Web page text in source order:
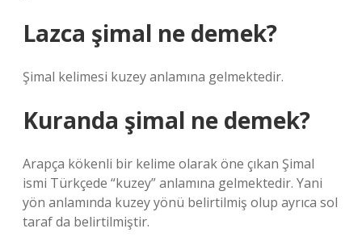
Lazca şimal ne demek?
Şimal kelimesi kuzey anlamına gelmektedir.
Kuranda şimal ne demek?
Arapça kökenli bir kelime olarak öne çıkan Şimal
ismi Türkçede “kuzey” anlamına gelmektedir. Yani
yön anlamında kuzey yönü belirtilmiş olup ayrıca sol
taraf da belirtilmiştir.